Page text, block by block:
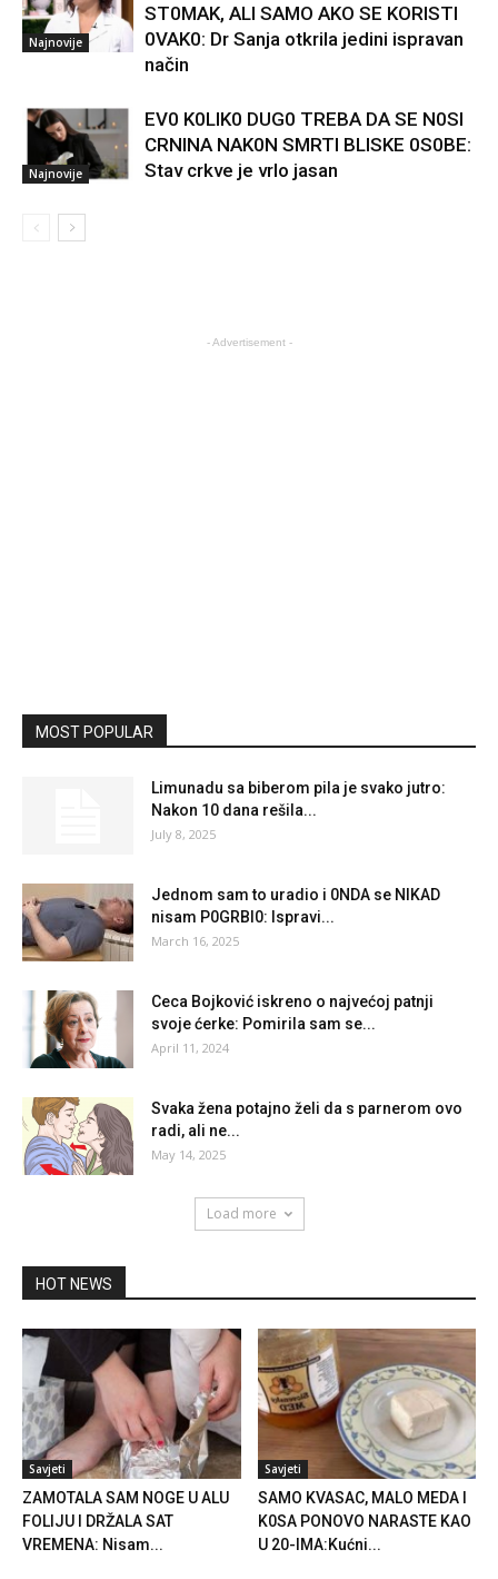
Najnovije
ST0MAK, ALI SAMO AKO SE KORISTI
0VAK0: Dr Sanja otkrila jedini ispravan
način
Najnovije
EV0 K0LIK0 DUG0 TREBA DA SE N0SI
CRNINA NAK0N SMRTI BLISKE 0S0BE:
Stav crkve je vrlo jasan
- Advertisement -
MOST POPULAR
Limunadu sa biberom pila je svako jutro:
Nakon 10 dana rešila...
July 8, 2025
Jednom sam to uradio i 0NDA se NIKAD
nisam P0GRBI0: Ispravi...
March 16, 2025
Ceca Bojković iskreno o najvećoj patnji
svoje ćerke: Pomirila sam se...
April 11, 2024
Svaka žena potajno želi da s parnerom ovo
radi, ali ne...
May 14, 2025
Load more
HOT NEWS
Savjeti
ZAMOTALA SAM NOGE U ALU
FOLIJU I DRŽALA SAT
VREMENA: Nisam...
Savjeti
SAMO KVASAC, MALO MEDA I
K0SA PONOVO NARASTE KAO
U 20-IMA:Kućni...